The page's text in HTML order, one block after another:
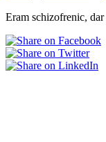
Eram schizofrenic,